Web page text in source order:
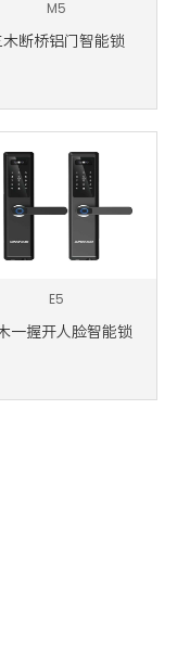
M5
木断桥铝门智能锁
E5
一握开人脸智能锁